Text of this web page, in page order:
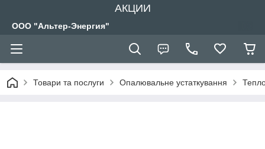
АКЦИИ
ООО "Альтер-Энергия"
Товари та послуги Опалювальне устаткування